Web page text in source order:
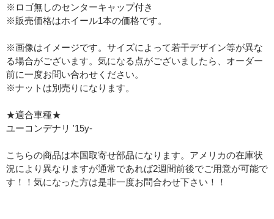
※ロゴ無しのセンターキャップ付き
※販売価格はホイール1本の価格です。
※画像はイメージです。サイズによって若干デザイン等が異な
る場合がございます。気になる点がございましたら、オーダー
前に一度お問い合わせください。
※ナットは別売りになります。
★適合車種★
ユーコンデナリ '15y-
こちらの商品は本国取寄せ部品になります。アメリカの在庫状
況により異なりますが通常であれば2週間前後でご用意が可能で
す！！気になった方は是非一度お問合わせ下さい！！